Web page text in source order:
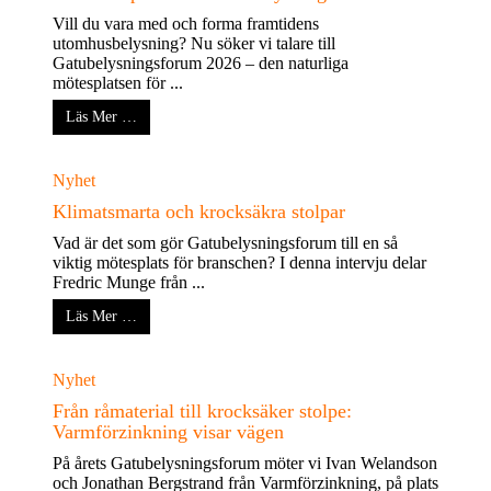
Vill du vara med och forma framtidens
utomhusbelysning? Nu söker vi talare till
Gatubelysningsforum 2026 – den naturliga
mötesplatsen för ...
Läs Mer …
Nyhet
Klimatsmarta och krocksäkra stolpar
Vad är det som gör Gatubelysningsforum till en så
viktig mötesplats för branschen? I denna intervju delar
Fredric Munge från ...
Läs Mer …
Nyhet
Från råmaterial till krocksäker stolpe:
Varmförzinkning visar vägen
På årets Gatubelysningsforum möter vi Ivan Welandson
och Jonathan Bergstrand från Varmförzinkning, på plats